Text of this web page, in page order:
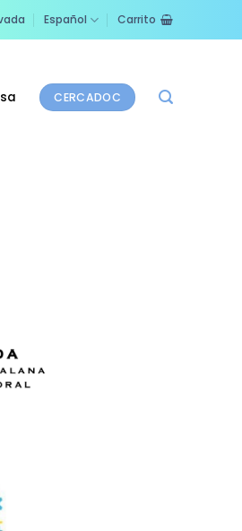
Español Carrito
CERCADOC